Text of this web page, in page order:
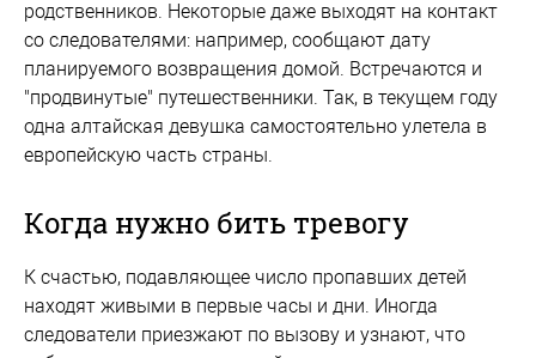
родственников. Некоторые даже выходят на контакт
со следователями: например, сообщают дату
планируемого возвращения домой. Встречаются и
"продвинутые" путешественники. Так, в текущем году
одна алтайская девушка самостоятельно улетела в
европейскую часть страны.
Когда нужно бить тревогу
К счастью, подавляющее число пропавших детей
находят живыми в первые часы и дни. Иногда
следователи приезжают по вызову и узнают, что